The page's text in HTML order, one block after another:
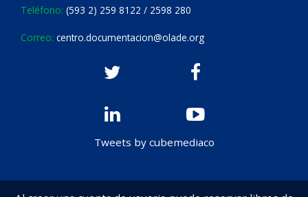
Teléfono: (593 2) 259 8122 / 2598 280
Correo: centro.documentacion@olade.org
Tweets by cubemediaco